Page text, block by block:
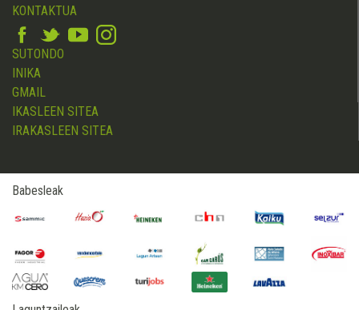
KONTAKTUA
SUTONDO
INIKA
GMAIL
IKASLEEN SITEA
IRAKASLEEN SITEA
Babesleak